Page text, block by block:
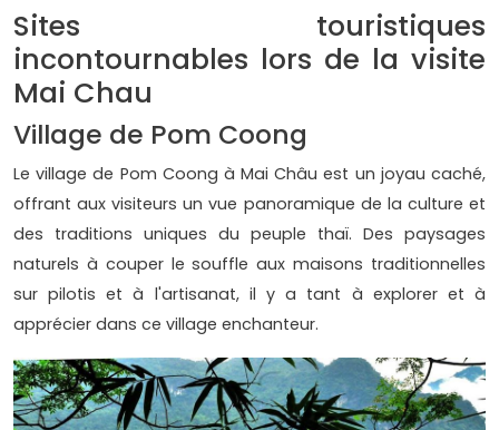
Sites touristiques
incontournables lors de la visite
Mai Chau
Village de Pom Coong
Le village de Pom Coong à Mai Châu est un joyau caché,
offrant aux visiteurs un vue panoramique de la culture et
des traditions uniques du peuple thaï. Des paysages
naturels à couper le souffle aux maisons traditionnelles
sur pilotis et à l'artisanat, il y a tant à explorer et à
apprécier dans ce village enchanteur.